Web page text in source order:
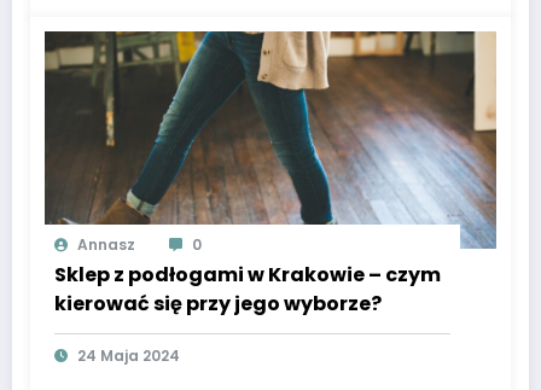
Annasz 0
Sklep z podłogami w Krakowie – czym
kierować się przy jego wyborze?
24 Maja 2024